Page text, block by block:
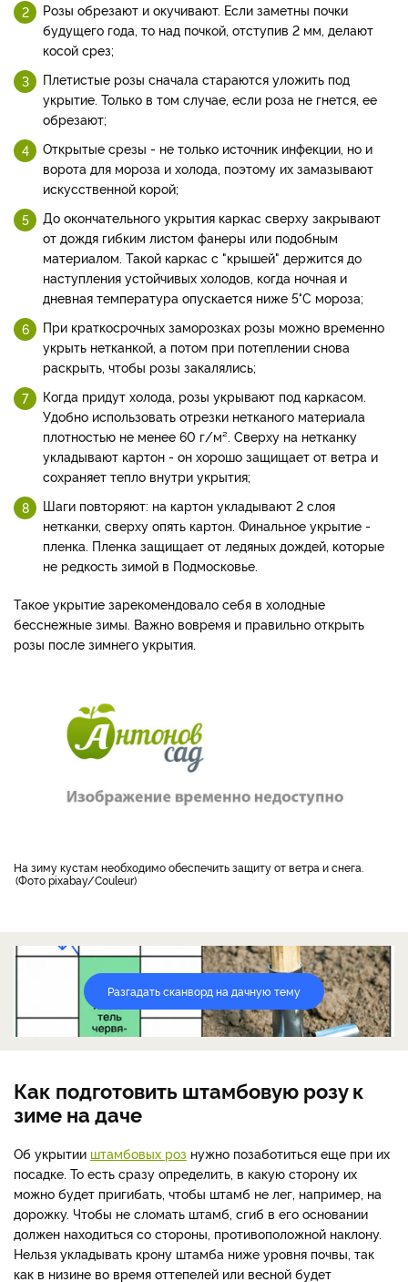
Розы обрезают и окучивают. Если заметны почки
будущего года, то над почкой, отступив 2 мм, делают
косой срез;
Плетистые розы сначала стараются уложить под
укрытие. Только в том случае, если роза не гнется, ее
обрезают;
Открытые срезы - не только источник инфекции, но и
ворота для мороза и холода, поэтому их замазывают
искусственной корой;
До окончательного укрытия каркас сверху закрывают
от дождя гибким листом фанеры или подобным
материалом. Такой каркас с "крышей" держится до
наступления устойчивых холодов, когда ночная и
дневная температура опускается ниже 5°C мороза;
При краткосрочных заморозках розы можно временно
укрыть нетканкой, а потом при потеплении снова
раскрыть, чтобы розы закалялись;
Когда придут холода, розы укрывают под каркасом.
Удобно использовать отрезки нетканого материала
плотностью не менее 60 г/м². Сверху на нетканку
укладывают картон - он хорошо защищает от ветра и
сохраняет тепло внутри укрытия;
Шаги повторяют: на картон укладывают 2 слоя
нетканки, сверху опять картон. Финальное укрытие -
пленка. Пленка защищает от ледяных дождей, которые
не редкость зимой в Подмосковье.
Такое укрытие зарекомендовало себя в холодные
бесснежные зимы. Важно вовремя и правильно открыть
розы после зимнего укрытия.
на зиму кустам необходимо обеспечить защиту от ветра и снега.
Фото pixabay/Couleur
Разгадать сканворд на дачную тему
Как подготовить штамбовую розу к
зиме на даче
Об укрытии штамбовых роз нужно позаботиться еще при их
посадке. То есть сразу определить, в какую сторону их
можно будет пригибать, чтобы штамб не лег, например, на
дорожку. Чтобы не сломать штамб, сгиб в его основании
должен находиться со стороны, противоположной наклону.
Нельзя укладывать крону штамба ниже уровня почвы, так
как в низине во время оттепелей или весной будет